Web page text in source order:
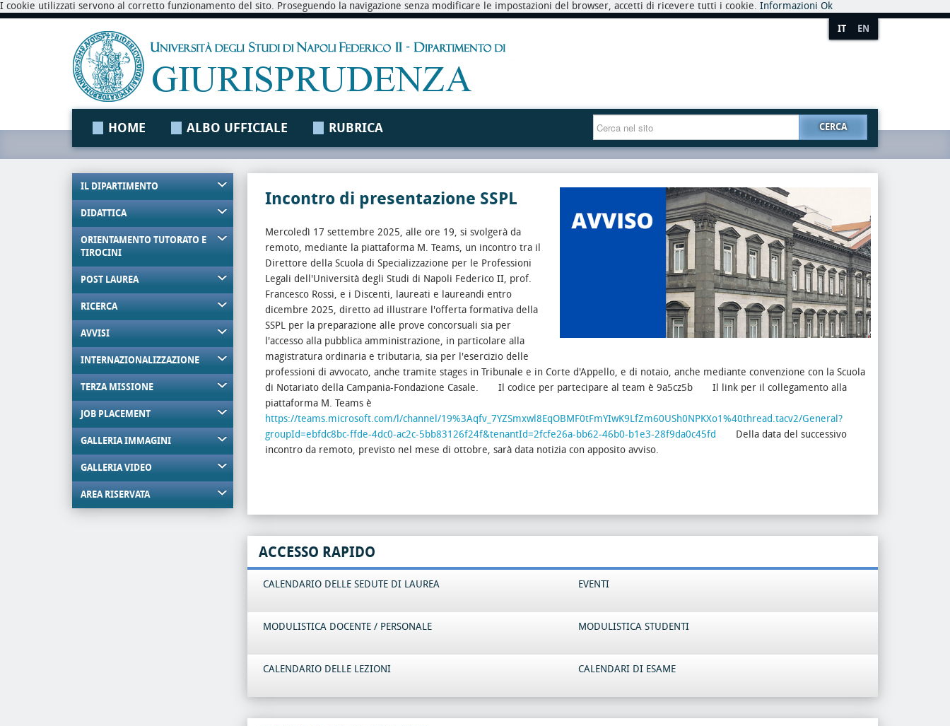
I cookie utilizzati servono al corretto funzionamento del sito. Proseguendo la navigazione senza modificare le impostazioni del browser, accetti di ricevere tutti i cookie. Informazioni Ok
IT EN
HOME ALBO UFFICIALE RUBRICA CERCA
IL DIPARTIMENTO
DIDATTICA
ORIENTAMENTO TUTORATO E
TIROCINI
POST LAUREA
RICERCA
AVVISI
INTERNAZIONALIZZAZIONE
TERZA MISSIONE
JOB PLACEMENT
GALLERIA IMMAGINI
GALLERIA VIDEO
AREA RISERVATA
Incontro di presentazione SSPL
Mercoledì 17 settembre 2025, alle ore 19, si svolgerà da
remoto, mediante la piattaforma M. Teams, un incontro tra il
Direttore della Scuola di Specializzazione per le Professioni
Legali dell'Università degli Studi di Napoli Federico II, prof.
Francesco Rossi, e i Discenti, laureati e laureandi entro
dicembre 2025, diretto ad illustrare l'offerta formativa della
SSPL per la preparazione alle prove concorsuali sia per
l'accesso alla pubblica amministrazione, in particolare alla
magistratura ordinaria e tributaria, sia per l'esercizio delle
professioni di avvocato, anche tramite stages in Tribunale e in Corte d'Appello, e di notaio, anche mediante convenzione con la Scuola
di Notariato della Campania-Fondazione Casale. Il codice per partecipare al team è 9a5cz5b Il link per il collegamento alla
piattaforma M. Teams è
https://teams.microsoft.com/l/channel/19%3Aqfv_7YZSmxwl8EqOBMF0tFmYIwK9LfZm60USh0NPKXo1%40thread.tacv2/General?
groupId=ebfdc8bc-ffde-4dc0-ac2c-5bb83126f24f&tenantId=2fcfe26a-bb62-46b0-b1e3-28f9da0c45fd
Della data del successivo
incontro da remoto, previsto nel mese di ottobre, sarà data notizia con apposito avviso.
ACCESSO RAPIDO
CALENDARIO DELLE SEDUTE DI LAUREA EVENTI
MODULISTICA DOCENTE / PERSONALE MODULISTICA STUDENTI
CALENDARIO DELLE LEZIONI CALENDARI DI ESAME